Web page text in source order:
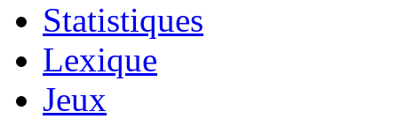
Statistiques
Lexique
Jeux